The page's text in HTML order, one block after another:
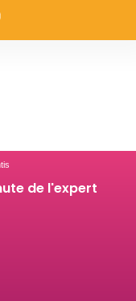
de l'expert